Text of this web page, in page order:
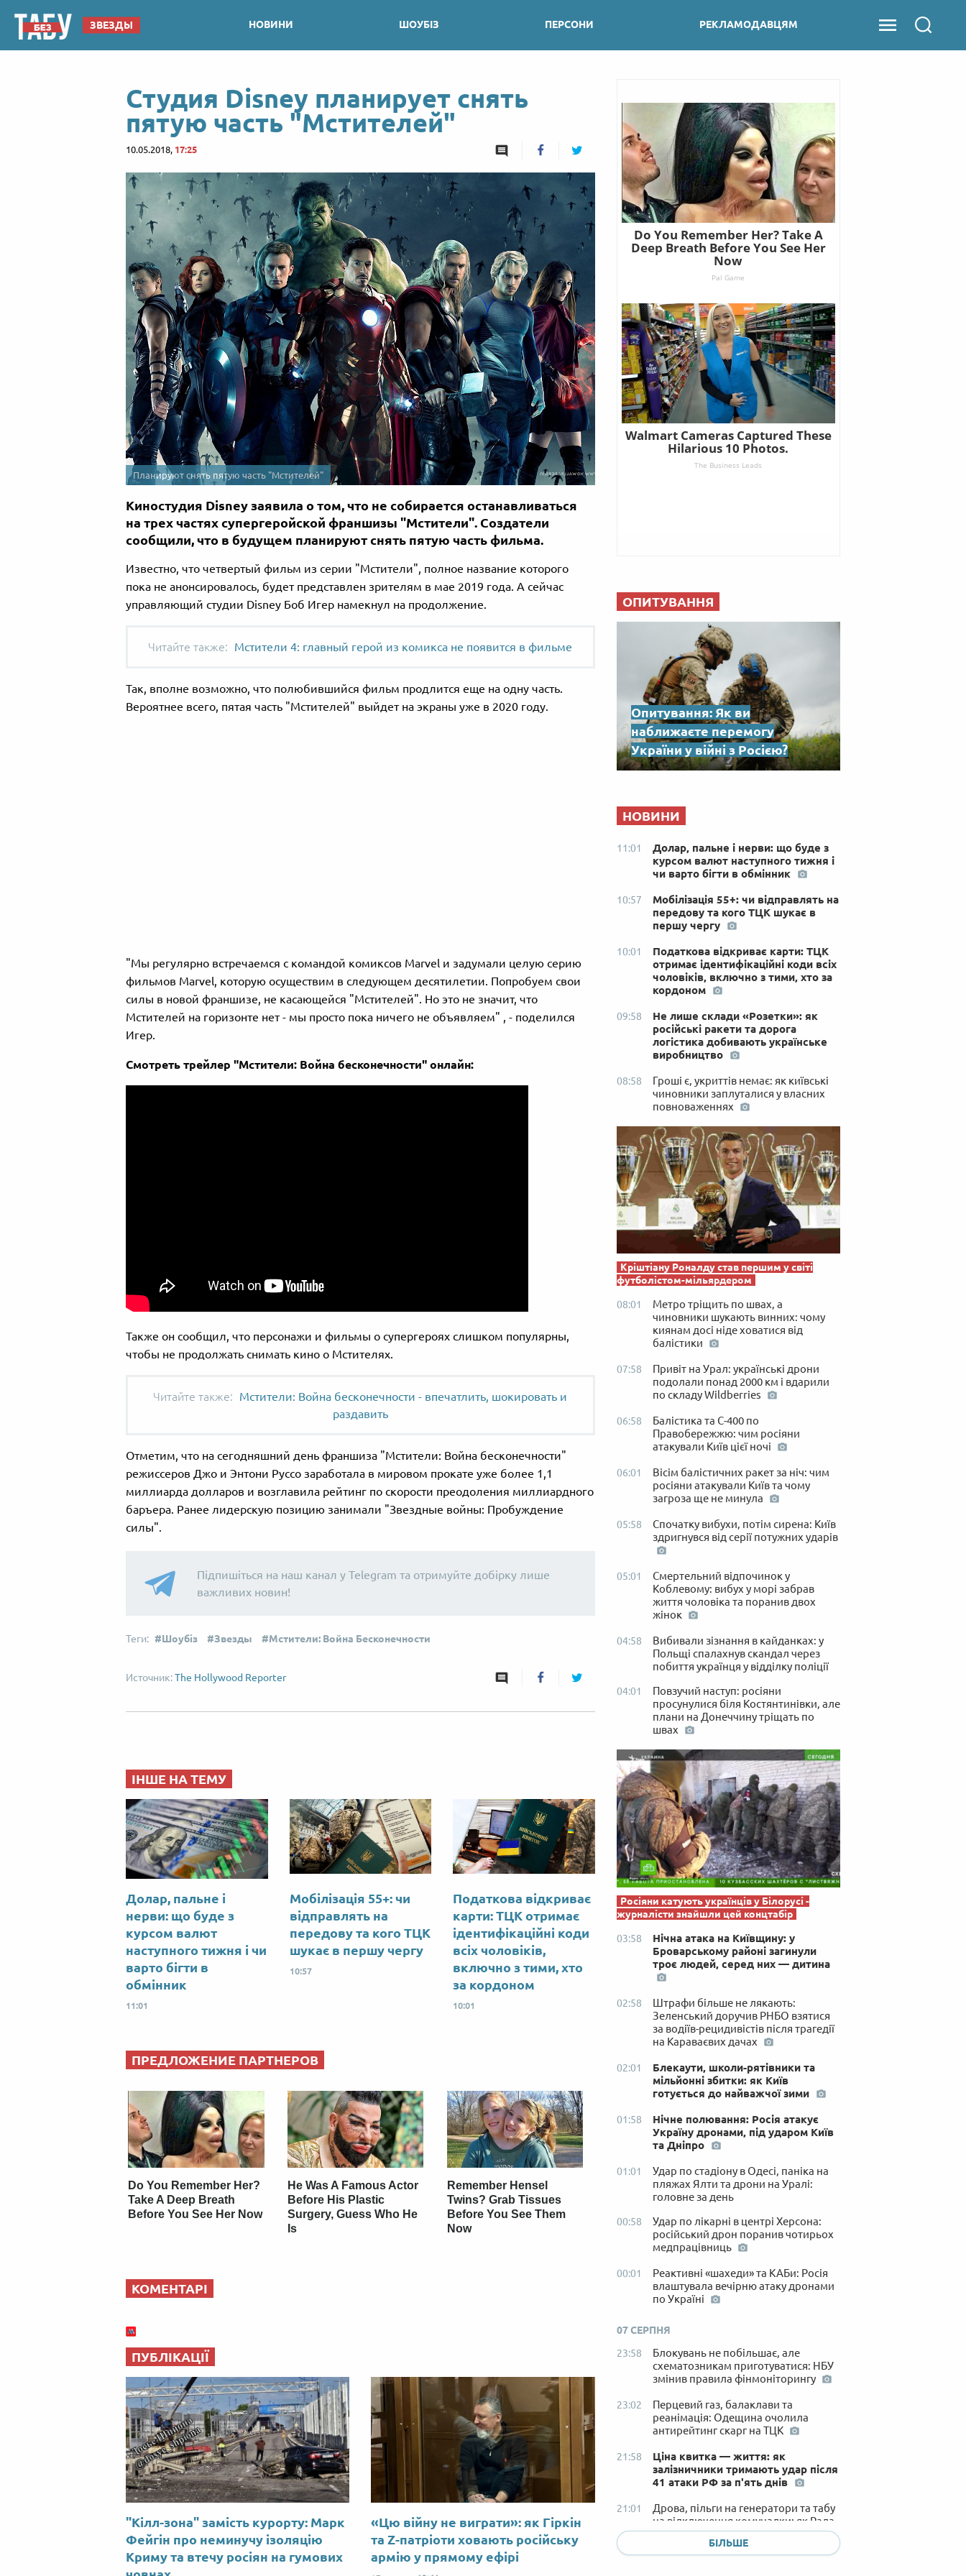
ЗВЕЗДЫ НОВИНИ ШОУБІЗ ПЕРСОНИ РЕКЛАМОДАВЦЯМ
Студия Disney планирует снять
пятую часть "Мстителей"
10.05.2018, 17:25
Планируют снять пятую часть "Мстителей"
Киностудия Disney заявила о том, что не собирается останавливаться
на трех частях супергеройской франшизы "Мстители". Создатели
сообщили, что в будущем планируют снять пятую часть фильма.
Известно, что четвертый фильм из серии "Мстители", полное название которого
пока не анонсировалось, будет представлен зрителям в мае 2019 года. А сейчас
управляющий студии Disney Боб Игер намекнул на продолжение.
Мстители 4: главный герой из комикса не появится в фильме
Так, вполне возможно, что полюбившийся фильм продлится еще на одну часть.
Вероятнее всего, пятая часть "Мстителей" выйдет на экраны уже в 2020 году.
"Мы регулярно встречаемся с командой комиксов Marvel и задумали целую серию
фильмов Marvel, которую осуществим в следующем десятилетии. Попробуем свои
силы в новой франшизе, не касающейся "Мстителей". Но это не значит, что
Мстителей на горизонте нет - мы просто пока ничего не объявляем" , - поделился
Игер.
Смотреть трейлер "Мстители: Война бесконечности" онлайн:
Также он сообщил, что персонажи и фильмы о супергероях слишком популярны,
чтобы не продолжать снимать кино о Мстителях.
Мстители: Война бесконечности - впечатлить, шокировать и
раздавить
Отметим, что на сегодняшний день франшиза "Мстители: Война бесконечности"
режиссеров Джо и Энтони Руссо заработала в мировом прокате уже более 1,1
миллиарда долларов и возглавила рейтинг по скорости преодоления миллиардного
баръера. Ранее лидерскую позицию занимали "Звездные войны: Пробуждение
силы".
Підпишіться на наш канал у Telegram та отримуйте добірку лише
важливих новин!
Шоубіз Звезды Мстители: Война Бесконечности
The Hollywood Reporter
ІНШЕ НА ТЕМУ
Долар, пальне і
нерви: що буде з
курсом валют
наступного тижня і чи
варто бігти в
обмінник
11:01
Мобілізація 55+: чи
відправлять на
передову та кого ТЦК
шукає в першу чергу
10:57
Податкова відкриває
карти: ТЦК отримає
ідентифікаційні коди
всіх чоловіків,
включно з тими, хто
за кордоном
10:01
ПРЕДЛОЖЕНИЕ ПАРТНЕРОВ
Do You Remember Her?
Take A Deep Breath
Before You See Her Now
He Was A Famous Actor
Before His Plastic
Surgery, Guess Who He
Is
Remember Hensel
Twins? Grab Tissues
Before You See Them
Now
КОМЕНТАРІ
ПУБЛІКАЦІЇ
"Кілл-зона" замість курорту: Марк
Фейгін про неминучу ізоляцію
Криму та втечу росіян на гумових
«Цю війну не виграти»: як Гіркін
та Z-патріоти ховають російську
армію у прямому ефірі
ОПИТУВАННЯ
Опитування: Як ви
наближаєте перемогу
України у війні з Росією?
НОВИНИ
11:01
Долар, пальне і нерви: що буде з
курсом валют наступного тижня і
чи варто бігти в обмінник
10:57
Мобілізація 55+: чи відправлять на
передову та кого ТЦК шукає в
першу чергу
10:01
Податкова відкриває карти: ТЦК
отримає ідентифікаційні коди всіх
чоловіків, включно з тими, хто за
кордоном
09:58
Не лише склади «Розетки»: як
російські ракети та дорога
логістика добивають українське
виробництво
08:58
Гроші є, укриттів немає: як київські
чиновники заплуталися у власних
повноваженнях
Кріштіану Роналду став першим у світі
футболістом-мільярдером
08:01
Метро тріщить по швах, а
чиновники шукають винних: чому
киянам досі ніде ховатися від
балістики
07:58
Привіт на Урал: українські дрони
подолали понад 2000 км і вдарили
по складу Wildberries
06:58
Балістика та С-400 по
Правобережжю: чим росіяни
атакували Київ цієї ночі
06:01
Вісім балістичних ракет за ніч: чим
росіяни атакували Київ та чому
загроза ще не минула
05:58
Спочатку вибухи, потім сирена: Київ
здригнувся від серії потужних ударів
05:01
Смертельний відпочинок у
Коблевому: вибух у морі забрав
життя чоловіка та поранив двох
жінок
04:58
Вибивали зізнання в кайданках: у
Польщі спалахнув скандал через
побиття українця у відділку поліції
04:01
Повзучий наступ: росіяни
просунулися біля Костянтинівки, але
плани на Донеччину тріщать по
швах
Росіяни катують українців у Білорусі -
журналісти знайшли цей концтабір
03:58
Нічна атака на Київщину: у
Броварському районі загинули
троє людей, серед них — дитина
02:58
Штрафи більше не лякають:
Зеленський доручив РНБО взятися
за водіїв-рецидивістів після трагедії
на Караваєвих дачах
02:01
Блекаути, школи-рятівники та
мільйонні збитки: як Київ
готується до найважчої зими
01:58
Нічне полювання: Росія атакує
Україну дронами, під ударом Київ
та Дніпро
01:01
Удар по стадіону в Одесі, паніка на
пляжах Ялти та дрони на Уралі:
головне за день
00:58
Удар по лікарні в центрі Херсона:
російський дрон поранив чотирьох
медпрацівниць
00:01
Реактивні «шахеди» та КАБи: Росія
влаштувала вечірню атаку дронами
по Україні
07 СЕРПНЯ
23:58
Блокувань не побільшає, але
схематозникам приготуватися: НБУ
змінив правила фінмоніторингу
23:02
Перцевий газ, балаклави та
реанімація: Одещина очолила
антирейтинг скарг на ТЦК
21:58
Ціна квитка — життя: як
залізничники тримають удар після
41 атаки РФ за п'ять днів
21:01
Дрова, пільги на генератори та табу
на відключення комуналки: як Рада
планує рятувати нас цієї зими
БІЛЬШЕ